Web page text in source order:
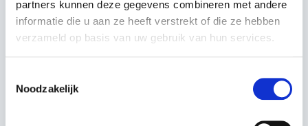
partners kunnen deze gegevens combineren met andere
informatie die u aan ze heeft verstrekt of die ze hebben
verzameld op basis van uw gebruik van hun services.
Noodzakelijk
Bij Kerstens en Voeten Roosendaal krijg je niet alleen de
Kress KR136E robotgrasmaaier, maar ook deskundig
advies en uitstekende klantenservice. Ons team staat
oplossing voor jouw tuinbehoeften. Profiteer van onze
snelle levering en ervaar de voordelen van een perfect